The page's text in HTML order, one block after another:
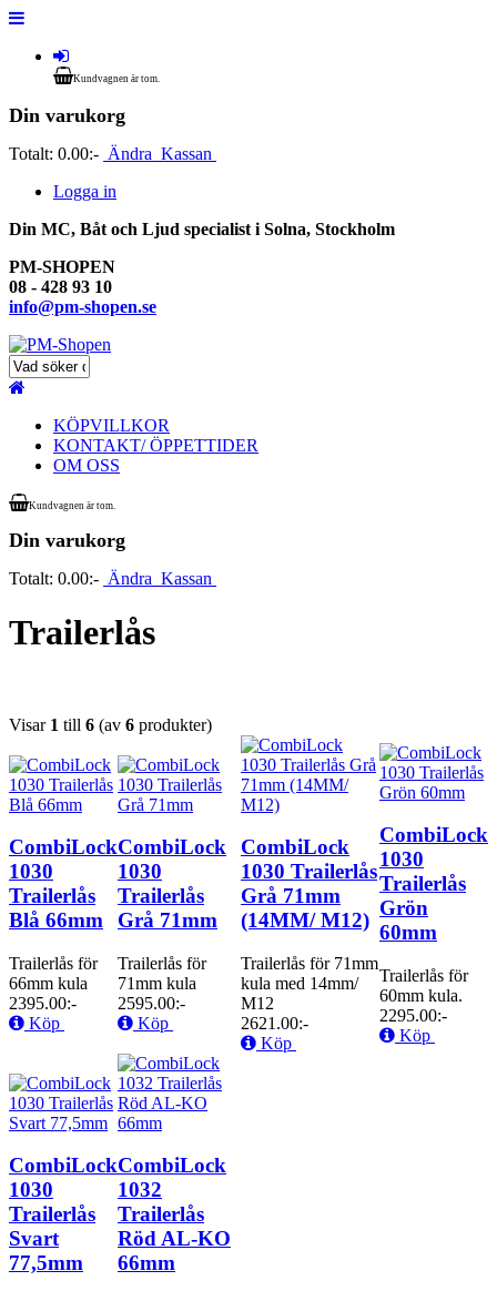
Kundvagnen är tom.
Din varukorg
Totalt: 0.00:- Ändra Kassan
Logga in
Din MC, Båt och Ljud specialist i Solna, Stockholm
PM-SHOPEN
08 - 428 93 10
info@pm-shopen.se
KÖPVILLKOR
KONTAKT/ ÖPPETTIDER
OM OSS
Kundvagnen är tom.
Din varukorg
Totalt: 0.00:- Ändra Kassan
Trailerlås
Visar 1 till 6 (av 6 produkter)
CombiLock
1030
Trailerlås
Blå 66mm
Trailerlås för
66mm kula
2395.00:-
Köp
CombiLock
1030
Trailerlås
Grå 71mm
Trailerlås för
71mm kula
2595.00:-
Köp
CombiLock
1030 Trailerlås
Grå 71mm
(14MM/ M12)
Trailerlås för 71mm
kula med 14mm/
M12
2621.00:-
Köp
CombiLock
1030
Trailerlås
Grön
60mm
Trailerlås för
60mm kula.
2295.00:-
Köp
CombiLock
1030
Trailerlås
Svart
77,5mm
CombiLock
1032
Trailerlås
Röd AL-KO
66mm